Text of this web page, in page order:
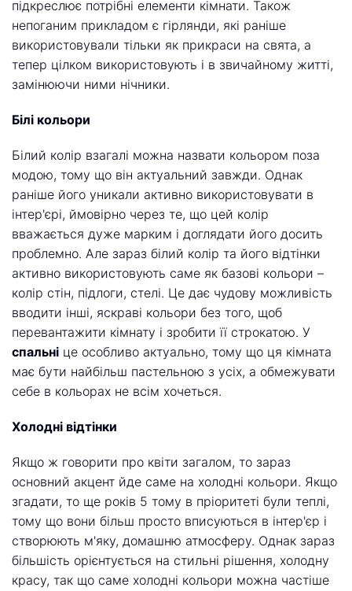
підкреслює потрібні елементи кімнати. Також
непоганим прикладом є гірлянди, які раніше
використовували тільки як прикраси на свята, а
тепер цілком використовують і в звичайному житті,
замінюючи ними нічники.
Білі кольори
Білий колір взагалі можна назвати кольором поза
модою, тому що він актуальний завжди. Однак
раніше його уникали активно використовувати в
інтер'єрі, ймовірно через те, що цей колір
вважається дуже марким і доглядати його досить
проблемно. Але зараз білий колір та його відтінки
активно використовують саме як базові кольори –
колір стін, підлоги, стелі. Це дає чудову можливість
вводити інші, яскраві кольори без того, щоб
перевантажити кімнату і зробити її строкатою. У
спальні це особливо актуально, тому що ця кімната
має бути найбільш пастельною з усіх, а обмежувати
себе в кольорах не всім хочеться.
Холодні відтінки
Якщо ж говорити про квіти загалом, то зараз
основний акцент йде саме на холодні кольори. Якщо
згадати, то ще років 5 тому в пріоритеті були теплі,
тому що вони більш просто вписуються в інтер'єр і
створюють м'яку, домашню атмосферу. Однак зараз
більшість орієнтується на стильні рішення, холодну
красу, так що саме холодні кольори можна частіше